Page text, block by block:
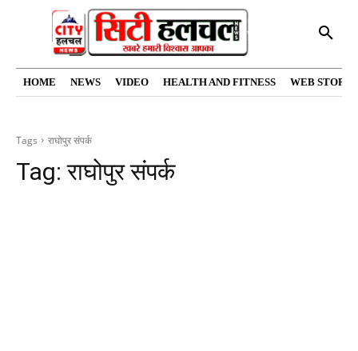
HOME NEWS VIDEO HEALTH AND FITNESS WEB
Tags राघोपुर संपर्क
Tag:राघोपुर संपर्क